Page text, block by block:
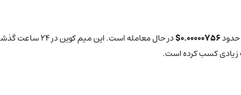
0.00000756$ در حال معامله است. این میم کوین در 24 ساعت گذشته تغییرات قیمتی حدود
زیادی کسب کرده است.